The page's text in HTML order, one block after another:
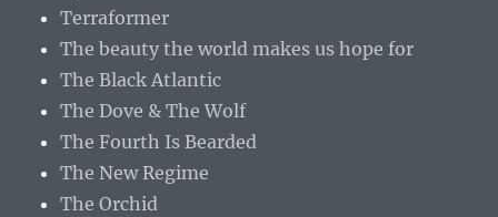
Terraformer
The beauty the world makes us hope for
The Black Atlantic
The Dove & The Wolf
The Fourth Is Bearded
The New Regime
The Orchid